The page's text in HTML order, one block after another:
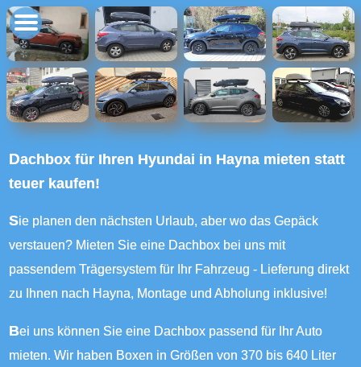
Dachbox für Ihren Hyundai in Hayna mieten statt
teuer kaufen!
Sie planen den nächsten Urlaub, aber wo das Gepäck
verstauen? Mieten Sie eine Dachbox bei uns mit
passendem Trägersystem für Ihr Fahrzeug - Lieferung direkt
zu Ihnen nach Hayna, Montage und Abholung inklusive!
Bei uns können Sie eine Dachbox passend für Ihr Auto
mieten. Wir haben Boxen in Größen von 370 bis 640 Liter